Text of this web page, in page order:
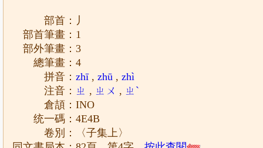
部首：丿
部首筆畫：1
部外筆畫：3
總筆畫：4
拼音：zhī,zhū ,zhì
注音： ㄓ , ㄓㄨ , ㄓˋ
倉頡：INO
统一碼：4E4B
卷別：〈子集上〉